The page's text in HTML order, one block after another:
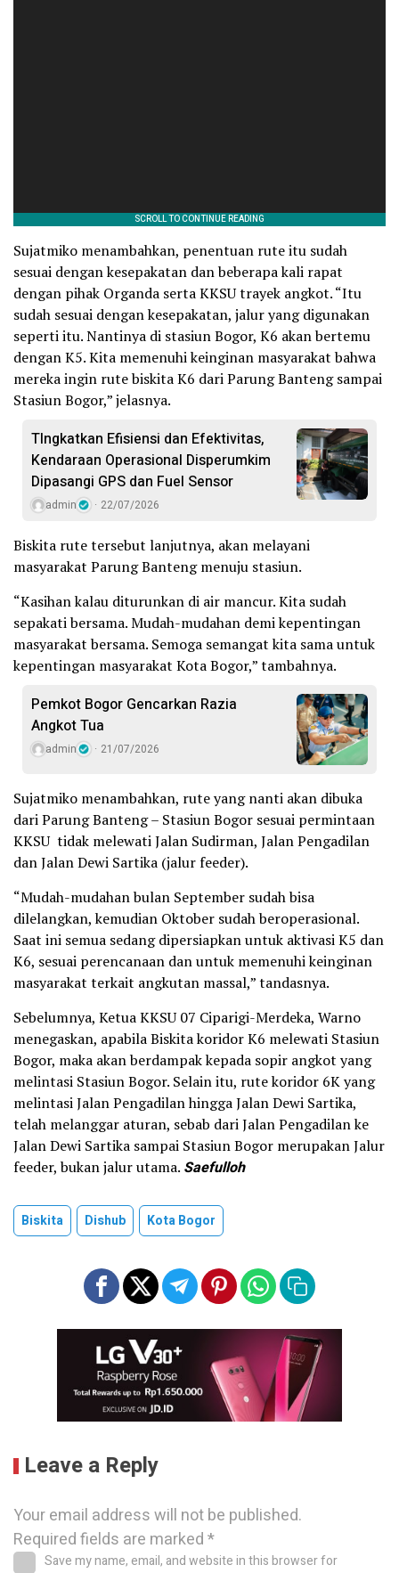
Sujatmiko menambahkan, penentuan rute itu sudah
sesuai dengan kesepakatan dan beberapa kali rapat
dengan pihak Organda serta KKSU trayek angkot. “Itu
sudah sesuai dengan kesepakatan, jalur yang digunakan
seperti itu. Nantinya di stasiun Bogor, K6 akan bertemu
dengan K5. Kita memenuhi keinginan masyarakat bahwa
mereka ingin rute biskita K6 dari Parung Banteng sampai
Stasiun Bogor,” jelasnya.
TIngkatkan Efisiensi dan Efektivitas,
Kendaraan Operasional Disperumkim
Dipasangi GPS dan Fuel Sensor
admin 22/07/2026
Biskita rute tersebut lanjutnya, akan melayani
masyarakat Parung Banteng menuju stasiun.
“Kasihan kalau diturunkan di air mancur. Kita sudah
sepakati bersama. Mudah-mudahan demi kepentingan
masyarakat bersama. Semoga semangat kita sama untuk
kepentingan masyarakat Kota Bogor,” tambahnya.
Pemkot Bogor Gencarkan Razia
Angkot Tua
admin 21/07/2026
Sujatmiko menambahkan, rute yang nanti akan dibuka
dari Parung Banteng – Stasiun Bogor sesuai permintaan
KKSU tidak melewati Jalan Sudirman, Jalan Pengadilan
dan Jalan Dewi Sartika (jalur feeder).
“Mudah-mudahan bulan September sudah bisa
dilelangkan, kemudian Oktober sudah beroperasional.
Saat ini semua sedang dipersiapkan untuk aktivasi K5 dan
K6, sesuai perencanaan dan untuk memenuhi keinginan
masyarakat terkait angkutan massal,” tandasnya.
Sebelumnya, Ketua KKSU 07 Ciparigi-Merdeka, Warno
menegaskan, apabila Biskita koridor K6 melewati Stasiun
Bogor, maka akan berdampak kepada sopir angkot yang
melintasi Stasiun Bogor. Selain itu, rute koridor 6K yang
melintasi Jalan Pengadilan hingga Jalan Dewi Sartika,
telah melanggar aturan, sebab dari Jalan Pengadilan ke
Jalan Dewi Sartika sampai Stasiun Bogor merupakan Jalur
feeder, bukan jalur utama. Saefulloh
Biskita Dishub Kota Bogor
Leave a Reply
Your email address will not be published.
Required fields are marked*
Save my name, email, and website in this browser for